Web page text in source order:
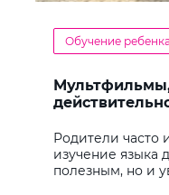
Обучение ребенка
Родители часто
изучение языка
полезным, но и